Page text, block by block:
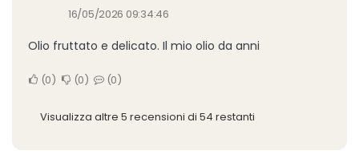
16/05/2026 09:34:46
Olio fruttato e delicato. Il mio olio da anni
0 0 0
Visualizza altre 5 recensioni di 54 restanti